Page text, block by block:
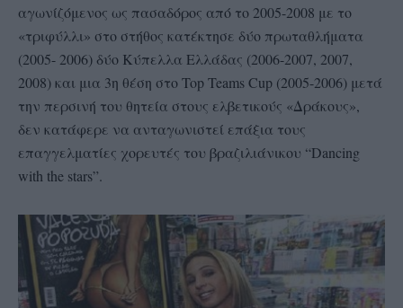
αγωνίζόμενος ως πασαδόρος από το 2005-2008 με το
«τριφύλλι» στο στήθος κατέκτησε δύο πρωταθλήματα
(2005- 2006) δύο Κύπελλα Ελλάδας (2006-2007, 2007,
2008) και μια 3η θέση στο Top Teams Cup (2005-2006) μετά
την περσινή του θητεία στους ελβετικούς «Δράκους»,
δεν κατάφερε να ανταγωνιστεί επάξια τους
επαγγελματίες χορευτές του βραζιλιάνικου “Dancing
with the stars”.